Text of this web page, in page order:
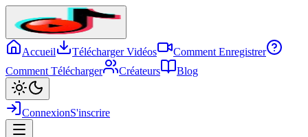
Accueil Télécharger Vidéos
Comment Enregistrer
Comment Télécharger
Créateurs Blog
ConnexionS'inscrire